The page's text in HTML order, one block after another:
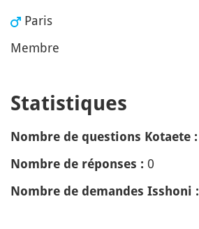
Paris
Membre
Statistiques
Nombre de questions Kotaete :
Nombre de réponses : 0
Nombre de demandes Isshoni :